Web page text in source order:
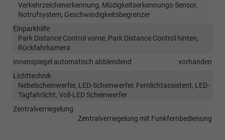
Verkehrzeichenerkennung, Müdigkeitserkennungs-Sensor,
Notrufsystem, Geschwindigkeitsbegrenzer
Einparkhilfe
Park Distance Control vorne, Park Distance Control hinten,
Rückfahrkamera
Innenspiegel automatisch abblendend
vorhanden
Lichttechnik
Nebelscheinwerfer, LED-Scheinwerfer, Fernlichtassistent, LED-
Tagfahrlicht, Voll-LED Scheinwerfer
Zentralverriegelung
Zentralverriegelung mit Funkfernbedienung